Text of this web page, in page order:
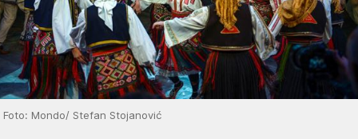
Foto: Mondo/ Stefan Stojanović